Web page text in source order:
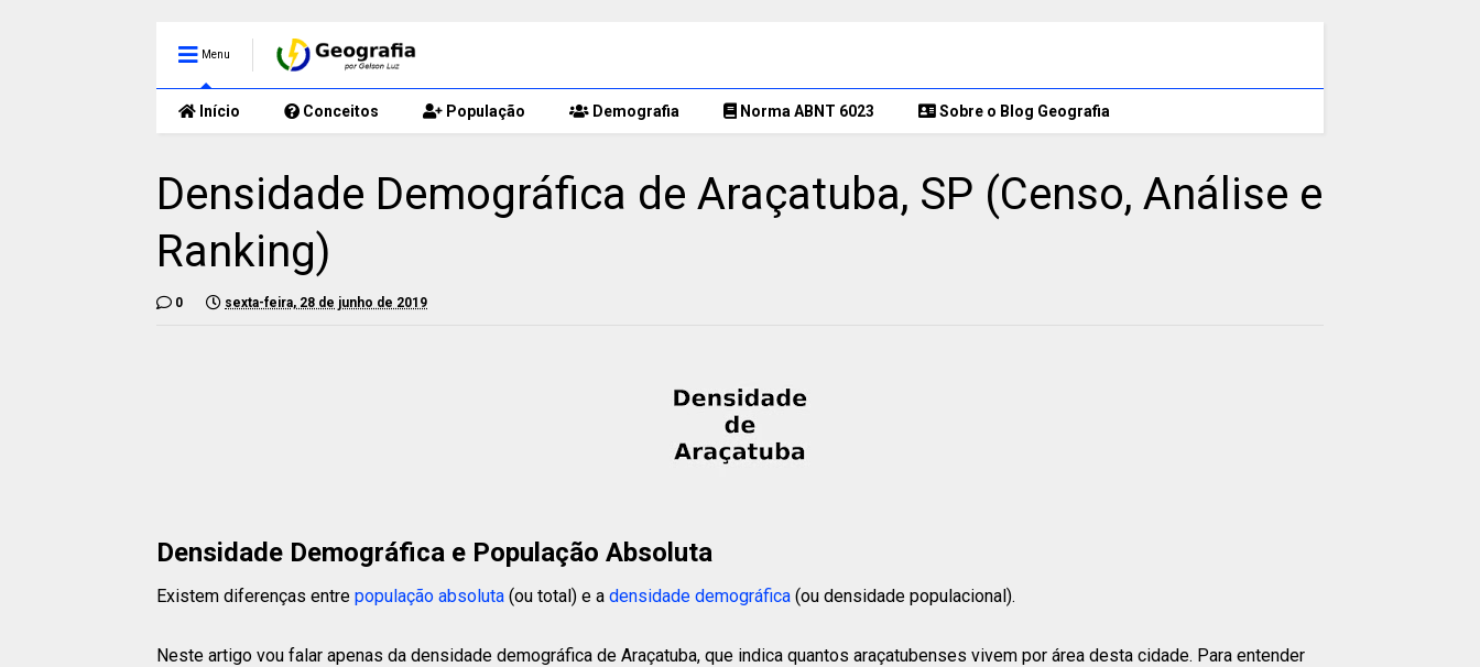
Menu
Início Conceitos População Demografia Norma ABNT 6023 Sobre o Blog Geografia
Densidade Demográfica de Araçatuba, SP (Censo, Análise e
Ranking)
0 sexta-feira, 28 de junho de 2019
Densidade Demográfica e População Absoluta
Existem diferenças entre população absoluta (ou total) e a densidade demográfica (ou densidade populacional).
Neste artigo vou falar apenas da densidade demográfica de Araçatuba, que indica quantos araçatubenses vivem por área desta cidade. Para entender